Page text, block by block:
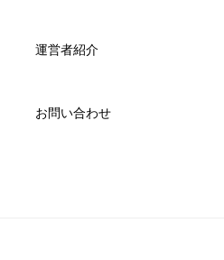
運営者紹介
お問い合わせ